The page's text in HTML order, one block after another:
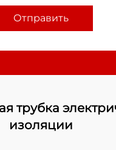
Отправить
трубка
изоляции